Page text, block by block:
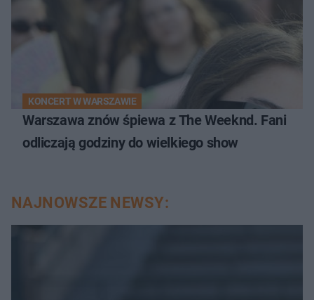
KONCERT W WARSZAWIE
Warszawa znów śpiewa z The Weeknd. Fani
odliczają godziny do wielkiego show
NAJNOWSZE NEWSY: